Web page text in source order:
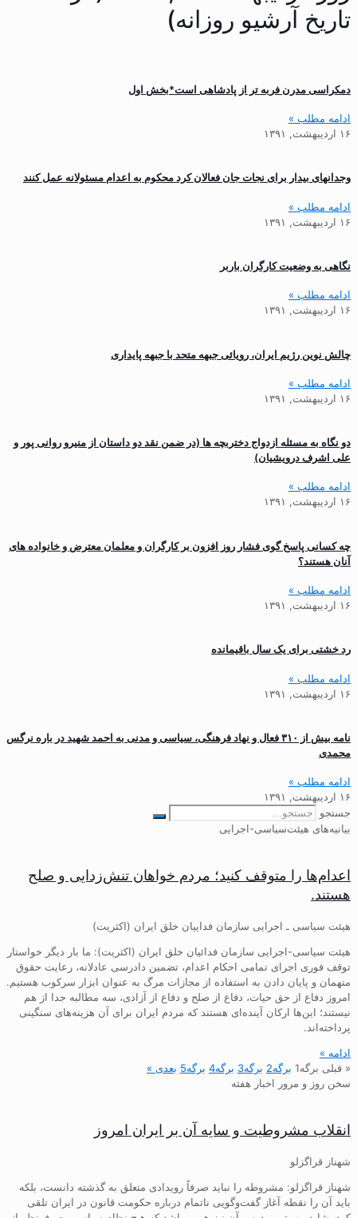
تاریخ آرشیو روزانه)
دمکراسی مدرن فربه تر از پادشاهی است*بخش اول
ادامه مطلب »
۱۶ اردیبهشت, ۱۳۹۱
وجدانهای بیدار برای نجات جان فعالان کرد محکوم به اعدام مسئولانه عمل کنند
ادامه مطلب »
۱۶ اردیبهشت, ۱۳۹۱
نگاهی به وضعیت کارگران باربر
ادامه مطلب »
۱۶ اردیبهشت, ۱۳۹۱
چالش نوین رژیم ایران، رویائی جبهه متحد با جبهه پایداری
ادامه مطلب »
۱۶ اردیبهشت, ۱۳۹۱
دو نگاه به مسئله ازدواج دختربچه ها (در ضمن نقد دو داستان از منیرو روانی پور و
علی اشرف درویشیان)
ادامه مطلب »
۱۶ اردیبهشت, ۱۳۹۱
چه کسانی پاسخ گوی فشار روز افزون بر کارگران و معلمان معترض و خانواده های
آنان هستند؟
ادامه مطلب »
۱۶ اردیبهشت, ۱۳۹۱
رد خشتی برای یک سال باقیمانده
ادامه مطلب »
۱۶ اردیبهشت, ۱۳۹۱
نامه بیش از ۳۱۰ فعال و نهاد فرهنگی، سیاسی و مدنی به احمد شهید در باره نرگس
محمدی
ادامه مطلب »
۱۶ اردیبهشت, ۱۳۹۱
جستجو
بیانیه‌های هیئت‌سیاسی-اجرایی
اعدام‌ها را متوقف کنید؛ مردم خواهان تنش‌زدایی و صلح
هستند.
هیئت سیاسی ـ اجرایی سازمان فداییان خلق ایران (اکثریت)
هیئت سیاسی-اجرایی سازمان فدائیان خلق ایران (اکثریت): ما بار دیگر خواستار
توقف فوری اجرای تمامی احکام اعدام، تضمین دادرسی عادلانه، رعایت حقوق
متهمان و پایان دادن به استفاده از مجازات مرگ به عنوان ابزار سرکوب هستیم.
امروز دفاع از حق حیات، دفاع از صلح و دفاع از آزادی، سه مطالبه جدا از هم
نیستند؛ این‌ها ارکان آینده‌ای هستند که مردم ایران برای آن هزینه‌های سنگینی
پرداخته‌اند.
ادامه »
« قبلی برگه1 برگه2 برگه3 برگه4 برگه5 بعدی »
سخن روز و مرور اخبار هفته
انقلاب مشروطیت و سایه آن بر ایران امروز
شهناز قراگزلو
شهناز قراگزلو: مشروطه را نباید صرفاً رویدادی متعلق به گذشته دانست، بلکه
باید آن را نقطه آغاز گفت‌وگویی ناتمام درباره حکومت قانون در ایران تلقی